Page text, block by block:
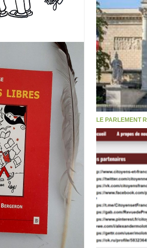
LE PARLEMENT